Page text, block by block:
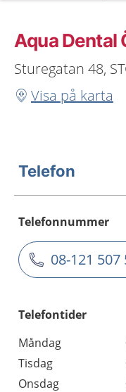
Aqua Dental
Sturegatan 48,
Visa på karta
Telefon
Telefonnummer
08-121 507
Telefontider
Måndag
Tisdag
Onsdag